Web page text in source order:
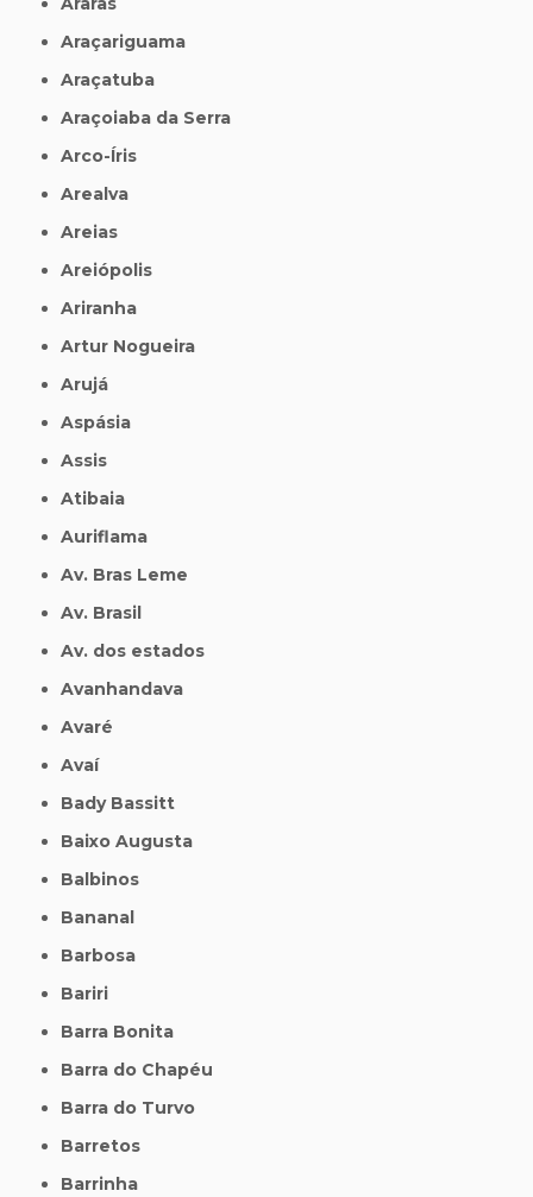
Araçariguama
Araçatuba
Araçoiaba da Serra
Arco-Íris
Arealva
Areias
Areiópolis
Ariranha
Artur Nogueira
Arujá
Aspásia
Assis
Atibaia
Auriflama
Av. Bras Leme
Av. Brasil
Av. dos estados
Avanhandava
Avaré
Avaí
Bady Bassitt
Baixo Augusta
Balbinos
Bananal
Barbosa
Bariri
Barra Bonita
Barra do Chapéu
Barra do Turvo
Barretos
Barrinha